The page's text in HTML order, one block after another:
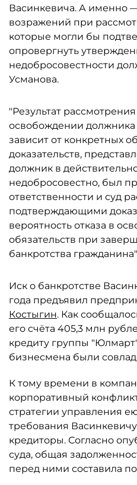
Васинкевича. А именно
возражений при
которые могли бы
опровергнуть
недобросовестности
Усманова.
"Результат
освобождении должника
зависит от конкретных
доказательств,
должник в
недобросовестно, был
ответственности и суд
подтверждающими
вероятность отказа в
обязательств при
банкротства
Иск о банкротстве
года предъявил
Костыгин. Как
его счёта 405,3 млн
кредиту группы
бизнесмена были
К тому времени в
корпоративный
стратегии управления
требования
кредиторы. Согласно
суда, общая
перед ними составила